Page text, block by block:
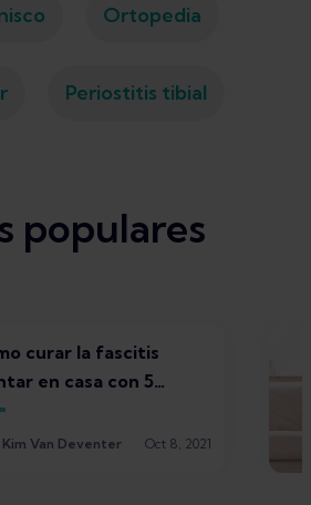
Ortopedia
Periostitis tibial
populares
curar la fascitis
en casa con 5
Kim Van Deventer Oct 8, 2021